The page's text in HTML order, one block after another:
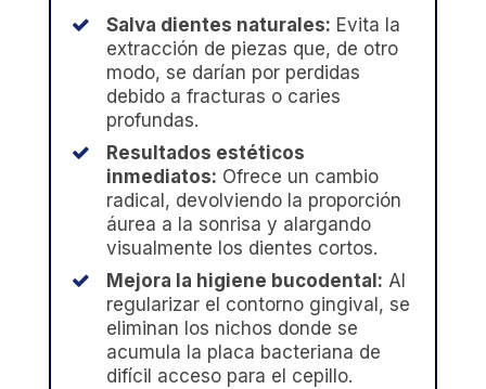
Salva dientes naturales: Evita la
extracción de piezas que, de otro
modo, se darían por perdidas
debido a fracturas o caries
profundas.
Resultados estéticos
inmediatos: Ofrece un cambio
radical, devolviendo la proporción
áurea a la sonrisa y alargando
visualmente los dientes cortos.
Mejora la higiene bucodental: Al
regularizar el contorno gingival, se
eliminan los nichos donde se
acumula la placa bacteriana de
difícil acceso para el cepillo.